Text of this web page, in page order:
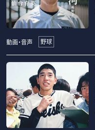
動画・音声 野球